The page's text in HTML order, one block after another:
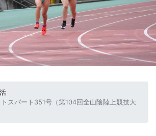
スパート351号（第104回全山陰陸上競技大